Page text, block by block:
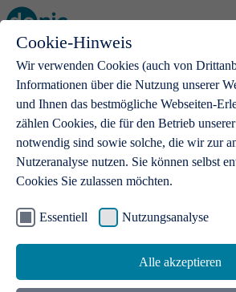
Cookie-Hinweis
Wir verwenden Cookies (auch von
Informationen über die Nutzung unserer
und Ihnen das bestmögliche Webseiten-
zählen Cookies, die für den Betrieb
notwendig sind sowie solche, die wir zur
Nutzeranalyse nutzen. Sie können selbst
Cookies Sie zulassen möchten.
Essentiell Nutzungsanalyse
Alle akzeptieren
Open main menu
.de-Domains
Mit einer .de-Domain erhalten Ideen eine